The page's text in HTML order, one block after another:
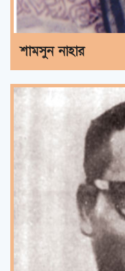
শামসুন নাহার